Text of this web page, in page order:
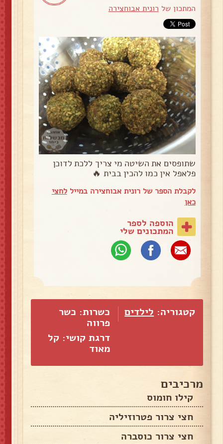
המתכון של רונית אבוחצירה
שתופסים את השיטה מי צריך ללכת לדוכן
פלאפל אין כמו להכין בבית 🔥
לקבלת הספר של רונית אבוחצירה במייללחצי
כאן
הוספה לספר
המתכונים שלי
קטגוריה: לילדים
כשרות: כשר
פרווה
דרגת קושי: קל
מאוד
מרכיבים
קילו חומוס
חצי צרור פטרוזיליה
חצי צרור כוסברה